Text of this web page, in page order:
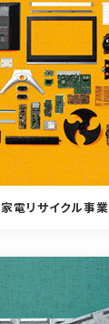
家電リサイクル事業